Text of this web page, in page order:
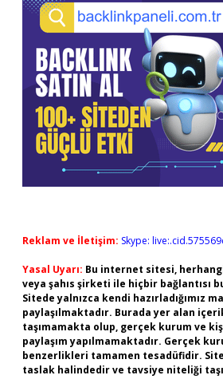
Reklam ve İletişim: Skype:
Yasal Uyarı: Bu internet sitesi,
veya şahıs şirketi ile hiçbir bağlantısı
Sitede yalnızca kendi hazırladığımız
paylaşılmaktadır. Burada yer alan
taşımamakta olup, gerçek kurum ve
paylaşım yapılmamaktadır. Gerçek
benzerlikleri tamamen tesadüfidir.
taslak halindedir ve tavsiye niteliği